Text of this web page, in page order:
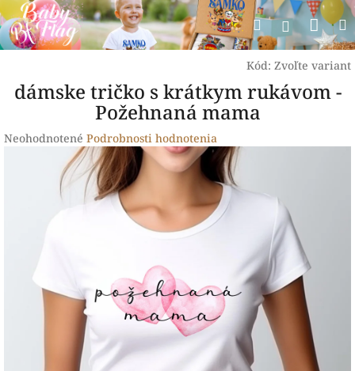
Prejsť
na
obsah
Hľadať
Kód: Zvoľte variant
dámske tričko s krátkym rukávom -
Požehnaná mama
Priemerné
Neohodnotené Podrobnosti hodnotenia